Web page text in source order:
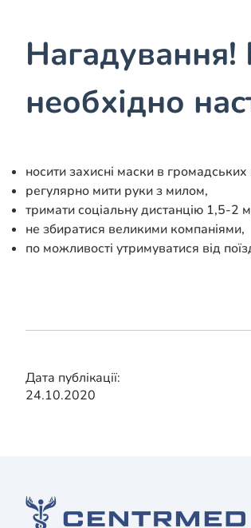
Нагадування!
необхідно
носити захисні маски в громадських
регулярно мити руки з милом,
тримати соціальну дистанцію 1,5-2
не збиратися великими компаніями,
по можливості утримуватися від
Дата публікації:
24.10.2020